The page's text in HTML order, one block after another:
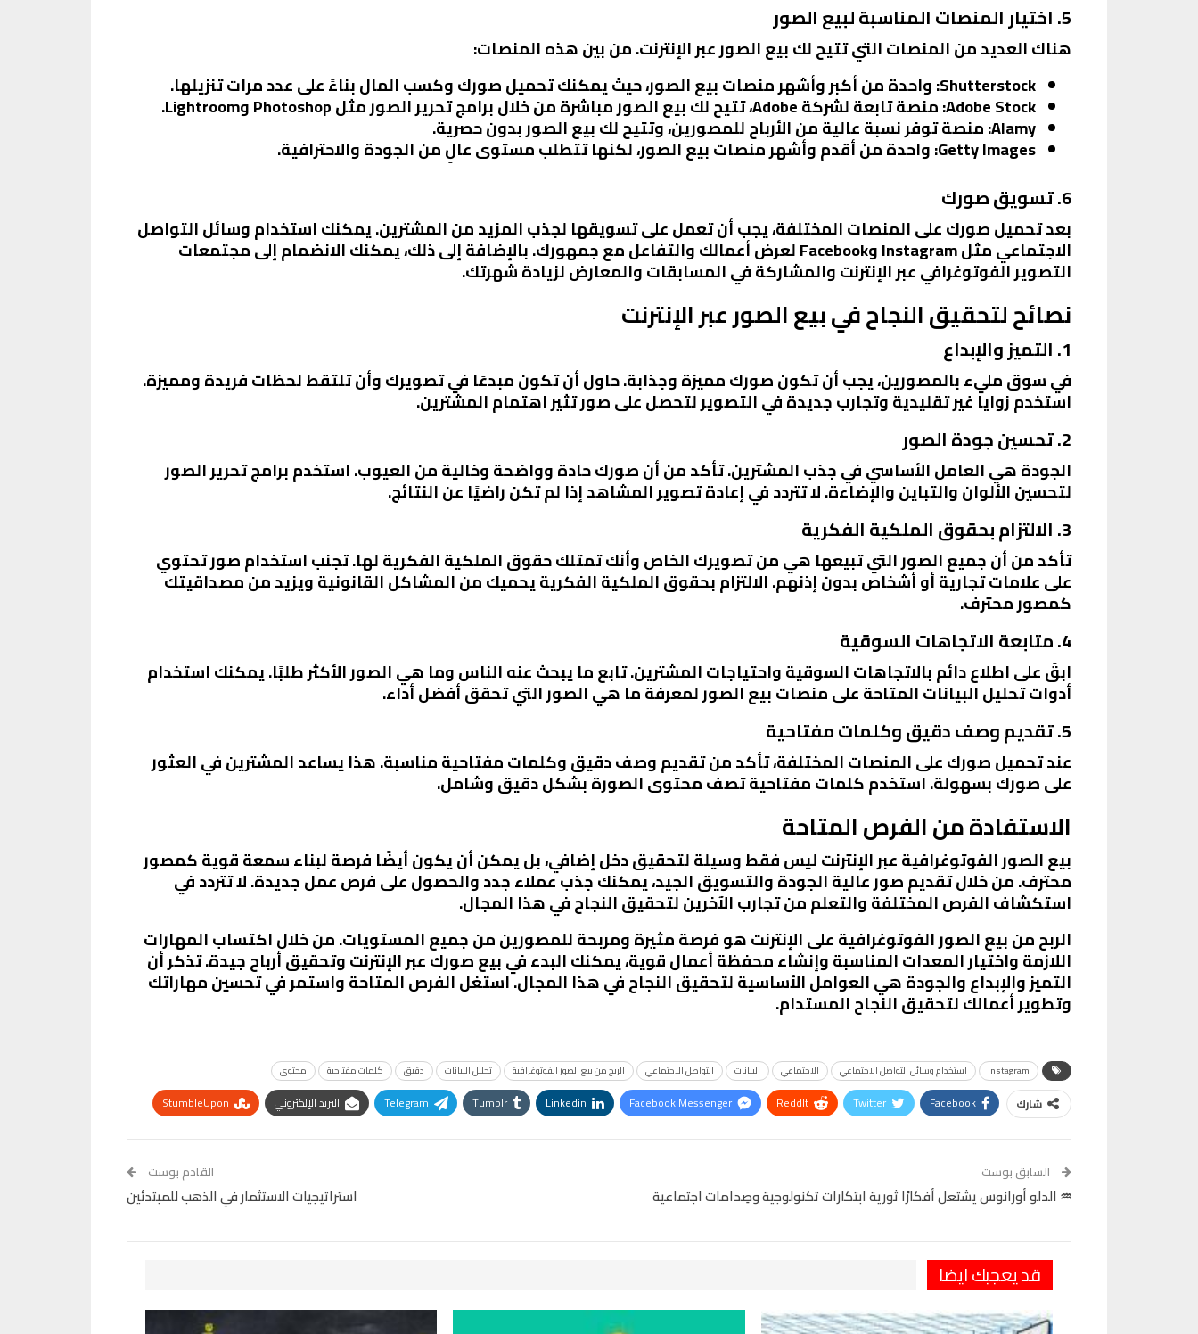
5. اختيار المنصات المناسبة لبيع الصور
هناك العديد من المنصات التي تتيح لك بيع الصور عبر الإنترنت. من بين هذه المنصات:
Shutterstock: واحدة من أكبر وأشهر منصات بيع الصور، حيث يمكنك تحميل صورك وكسب المال بناءً على عدد مرات تنزيلها.
Adobe Stock: منصة تابعة لشركة Adobe، تتيح لك بيع الصور مباشرة من خلال برامج تحرير الصور مثل Photoshop وLightroom.
Alamy: منصة توفر نسبة عالية من الأرباح للمصورين، وتتيح لك بيع الصور بدون حصرية.
Getty Images: واحدة من أقدم وأشهر منصات بيع الصور، لكنها تتطلب مستوى عالٍ من الجودة والاحترافية.
6. تسويق صورك
بعد تحميل صورك على المنصات المختلفة، يجب أن تعمل على تسويقها لجذب المزيد من المشترين. يمكنك استخدام وسائل التواصل
الاجتماعي مثل Instagram وFacebook لعرض أعمالك والتفاعل مع جمهورك. بالإضافة إلى ذلك، يمكنك الانضمام إلى مجتمعات
التصوير الفوتوغرافي عبر الإنترنت والمشاركة في المسابقات والمعارض لزيادة شهرتك.
نصائح لتحقيق النجاح في بيع الصور عبر الإنترنت
1. التميز والإبداع
في سوق مليء بالمصورين، يجب أن تكون صورك مميزة وجذابة. حاول أن تكون مبدعًا في تصويرك وأن تلتقط لحظات فريدة ومميزة.
استخدم زوايا غير تقليدية وتجارب جديدة في التصوير لتحصل على صور تثير اهتمام المشترين.
2. تحسين جودة الصور
الجودة هي العامل الأساسي في جذب المشترين. تأكد من أن صورك حادة وواضحة وخالية من العيوب. استخدم برامج تحرير الصور
لتحسين الألوان والتباين والإضاءة. لا تتردد في إعادة تصوير المشاهد إذا لم تكن راضيًا عن النتائج.
3. الالتزام بحقوق الملكية الفكرية
تأكد من أن جميع الصور التي تبيعها هي من تصويرك الخاص وأنك تمتلك حقوق الملكية الفكرية لها. تجنب استخدام صور تحتوي
على علامات تجارية أو أشخاص بدون إذنهم. الالتزام بحقوق الملكية الفكرية يحميك من المشاكل القانونية ويزيد من مصداقيتك
كمصور محترف.
4. متابعة الاتجاهات السوقية
ابقَ على اطلاع دائم بالاتجاهات السوقية واحتياجات المشترين. تابع ما يبحث عنه الناس وما هي الصور الأكثر طلبًا. يمكنك استخدام
أدوات تحليل البيانات المتاحة على منصات بيع الصور لمعرفة ما هي الصور التي تحقق أفضل أداء.
5. تقديم وصف دقيق وكلمات مفتاحية
عند تحميل صورك على المنصات المختلفة، تأكد من تقديم وصف دقيق وكلمات مفتاحية مناسبة. هذا يساعد المشترين في العثور
على صورك بسهولة. استخدم كلمات مفتاحية تصف محتوى الصورة بشكل دقيق وشامل.
الاستفادة من الفرص المتاحة
بيع الصور الفوتوغرافية عبر الإنترنت ليس فقط وسيلة لتحقيق دخل إضافي، بل يمكن أن يكون أيضًا فرصة لبناء سمعة قوية كمصور
محترف. من خلال تقديم صور عالية الجودة والتسويق الجيد، يمكنك جذب عملاء جدد والحصول على فرص عمل جديدة. لا تتردد في
استكشاف الفرص المختلفة والتعلم من تجارب الآخرين لتحقيق النجاح في هذا المجال.
الربح من بيع الصور الفوتوغرافية على الإنترنت هو فرصة مثيرة ومربحة للمصورين من جميع المستويات. من خلال اكتساب المهارات
اللازمة واختيار المعدات المناسبة وإنشاء محفظة أعمال قوية، يمكنك البدء في بيع صورك عبر الإنترنت وتحقيق أرباح جيدة. تذكر أن
التميز والإبداع والجودة هي العوامل الأساسية لتحقيق النجاح في هذا المجال. استغل الفرص المتاحة واستمر في تحسين مهاراتك
وتطوير أعمالك لتحقيق النجاح المستدام.
Instagram استخدام وسائل التواصل الاجتماعي الاجتماعي البيانات التواصل الاجتماعي الربح من بيع الصور الفوتوغرافية تحليل البيانات دقيق كلمات مفتاحية محتوى
شارك Facebook
Twitter
ReddIt
Facebook Messenger
Linkedin
Tumblr
Telegram البريد الإلكتروني
StumbleUpon
السابق بوست
♒ الدلو أورانوس يشتعل أفكارًا ثورية ابتكارات تكنولوجية وصِدامات اجتماعية
القادم بوست
استراتيجيات الاستثمار في الذهب للمبتدئين
قد يعجبك ايضا